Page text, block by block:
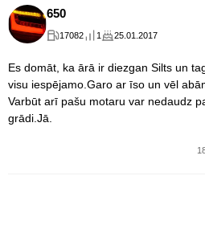
650
17082 1 25.01.2017
Es domāt, ka ārā ir diezgan Silts un
visu iespējamo.Garo ar īso un vēl
Varbūt arī pašu motaru var nedaudz
grādi.Jā.